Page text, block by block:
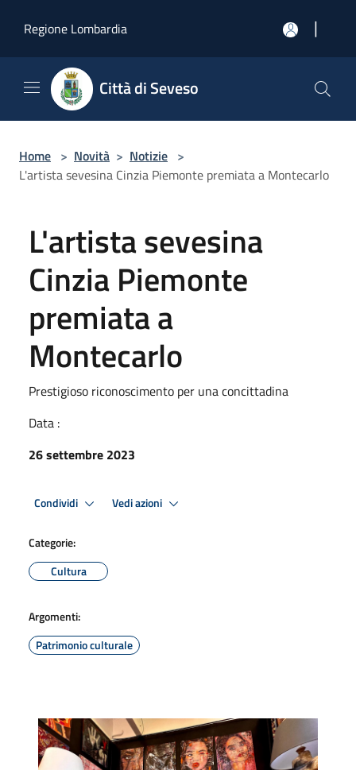
Regione Lombardia
|
Città di Seveso
Home > Novità > Notizie >
L'artista sevesina Cinzia Piemonte premiata a Montecarlo
L'artista sevesina
Cinzia Piemonte
premiata a
Montecarlo
Prestigioso riconoscimento per una concittadina
Data :
26 settembre 2023
Condividi Vedi azioni
Categorie:
Cultura
Argomenti:
Patrimonio culturale